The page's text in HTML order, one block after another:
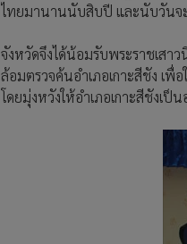
ไทยมานานนับสิบปี และนับวันจ
จังหวัดจึงได้น้อมรับพระราชเสา
ล้อมตรวจค้นอำเภอเกาะสีชัง เ
โดยมุ่งหวังให้อำเภอเกาะสีชังเ